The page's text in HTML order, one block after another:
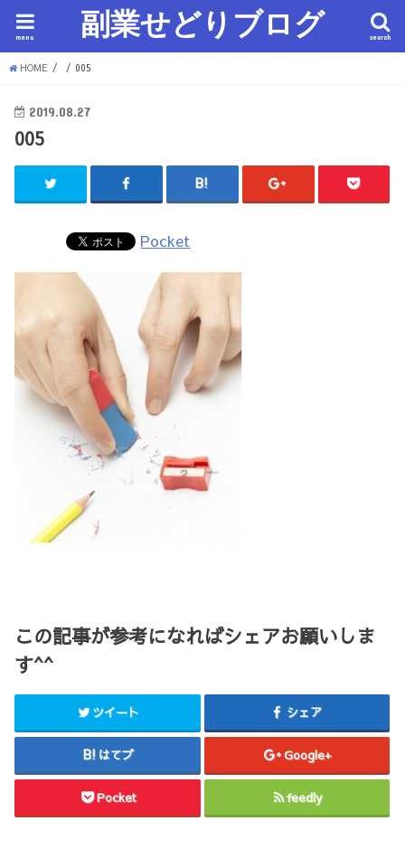
副業せどりブログ search
menu
HOME 005
2019.08.27
005
Pocket
この記事が参考になればシェアお願いしま
す^^
ツイート シェア
はてブ Google+
Pocket feedly